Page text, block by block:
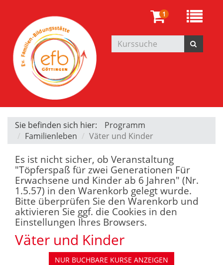
1
Sie befinden sich hier:
Programm
Familienleben
Väter und Kinder
Es ist nicht sicher, ob Veranstaltung
"Töpferspaß für zwei Generationen Für
Erwachsene und Kinder ab 6 Jahren" (Nr.
1.5.57) in den Warenkorb gelegt wurde.
Bitte überprüfen Sie den Warenkorb und
aktivieren Sie ggf. die Cookies in den
Einstellungen Ihres Browsers.
Väter und Kinder
NUR BUCHBARE KURSE ANZEIGEN